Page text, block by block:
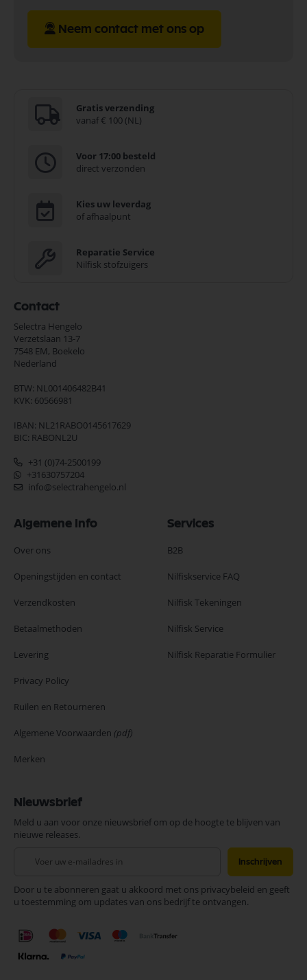
Neem contact met ons op
Gratis verzending
vanaf € 100 (NL)
Voor 17:00 besteld
direct verzonden
Kies uw leverdag
of afhaalpunt
Reparatie Service
Nilfisk stofzuigers
Contact
Selectra Hengelo
Verzetslaan 13-7
7548 EM, Boekelo
Nederland
BTW: NL001406482B41
KVK: 60566981
IBAN: NL21RABO0145617629
BIC: RABONL2U
+31 (0)74-2500199
+31630757204
info@selectrahengelo.nl
Algemene Info
Over ons
Openingstijden en contact
Verzendkosten
Betaalmethoden
Levering
Privacy Policy
Ruilen en Retourneren
Algemene Voorwaarden (pdf)
Merken
Services
B2B
Nilfiskservice FAQ
Nilfisk Tekeningen
Nilfisk Service
Nilfisk Reparatie Formulier
Nieuwsbrief
Meld u aan voor onze nieuwsbrief om op de hoogte te blijven van
nieuwe releases.
onze
nieuwsbrief
Inschrijven
Door u te abonneren gaat u akkoord met ons privacybeleid en geeft
u toestemming om updates van ons bedrijf te ontvangen.